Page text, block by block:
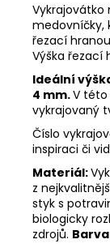
Vykrajovátko
medovníčky,
řezací
Výška řezací
Ideální
4 mm.V této
vykrajovaný
Číslo
inspiraci či
Materiál:
z
styk s
biologicky
zdrojů.
Kč